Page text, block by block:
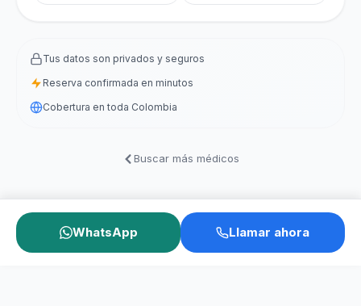
Tus datos son privados y seguros
Reserva confirmada en minutos
Cobertura en toda Colombia
Buscar más médicos
WhatsApp Llamar ahora